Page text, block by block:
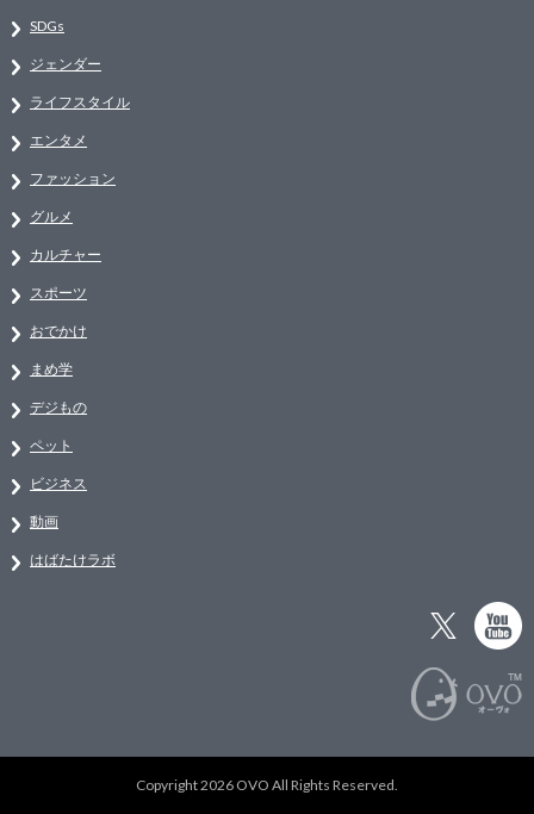
SDGs
ジェンダー
ライフスタイル
エンタメ
ファッション
グルメ
カルチャー
スポーツ
おでかけ
まめ学
デジもの
ペット
ビジネス
動画
はばたけラボ
Copyright 2026 OVO All Rights Reserved.